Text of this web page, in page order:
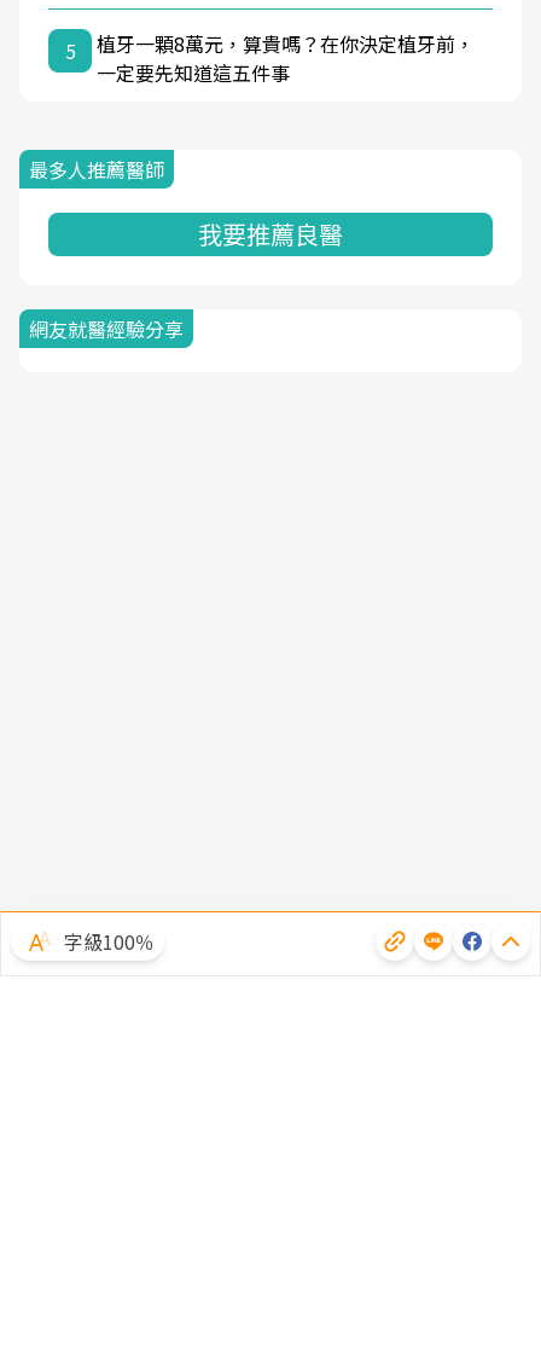
5
植牙一顆8萬元，算貴嗎？在你決定植牙前，
一定要先知道這五件事
最多人推薦醫師
我要推薦良醫
網友就醫經驗分享
字級100％